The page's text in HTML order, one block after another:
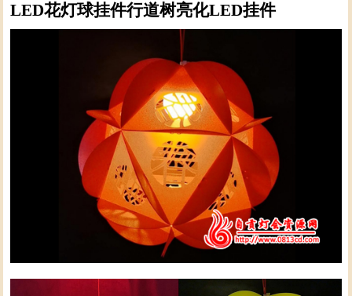
LED花灯球挂件行道树亮化LED挂件